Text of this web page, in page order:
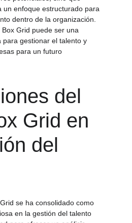
un enfoque estructurado para
dentro de la organización.
Grid puede ser una
para gestionar el talento y
para un futuro
del
Grid en
del
se ha consolidado como
en la gestión del talento